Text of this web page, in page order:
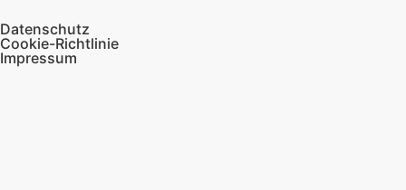
Datenschutz
Cookie-Richtlinie
Impressum